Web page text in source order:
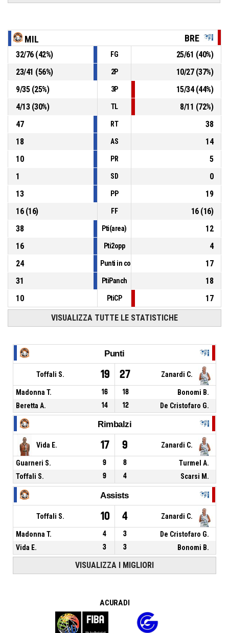
21, Toffali S., Palla recuperata P4 00:21
P4 , Palla persa - dal palleggio
77, Madonna T.
, Tiro libero 2 di 2 realizzato
Il Ponte Casa d'Aste Sanga Milano
P4 00:25
75-70
77, Madonna T.
, Tiro libero 1 di 2 realizzato
Il Ponte Casa d'Aste Sanga Milano
P4 00:25
74-70
77, Madonna T. 00:25
MIL BRE
32/76(42%) FG 25/61 (40%)
23/41 (56%) 2P 10/27(37%)
9/35(25%) 3P 15/34(44%)
4/13(30%) TL 8/11 (72%)
47
RT
38
18
AS
14
10
PR
5
1
SD
0
13
PP
19
16(16) FF 16(16)
38
Pti(area)
12
16
Pti2opp
4
24
Punti in contropiede
17
31
PtiPanch
18
10
PtiCP 17
VISUALIZZA TUTTE LE STATISTICHE
Punti
Toffali S. 19 27 Zanardi C.
Madonna T. 16 18
Bonomi B.
Beretta A.
14 12 De Cristofaro G.
Rimbalzi
Vida E. 17 9 Zanardi C.
Guarneri S. 9 8
Turmel A.
Toffali S.
9 4 Scarsi M.
Assists
Toffali S. 10 4 Zanardi C.
Madonna T. 4 3
De Cristofaro G.
Vida E.
3 3 Bonomi B.
VISUALIZZA I MIGLIORI
A CURA DI